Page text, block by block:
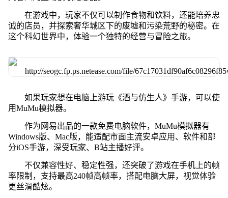
在游戏中，玩家不仅可以制作食物和饮料，还能培养忠
诚的店员，并探索奢华城区下的废墟和污染荒野的秘密。在
这个科幻世界中，体验一个独特的经营与冒险之旅。
如果玩家想在电脑上游玩《酒与仿生人》手游，可以使
用MuMu模拟器。
作为网易出品的一款免费电脑软件，MuMu模拟器有
Windows版、Mac版，能适配市面主流安卓应用、软件和部
分iOS手游，深受玩家、B站主播好评。
不仅兼容性好、稳定性强，还突破了游戏在手机上的帧
率限制，支持最高240帧高帧率，搭配电脑大屏，视觉体验
更丝滑酷炫。